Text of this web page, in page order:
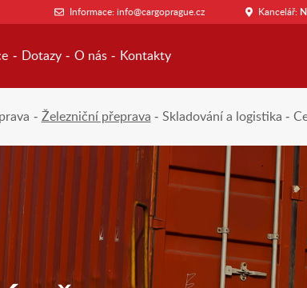
Informace: info@cargoprague.cz Kancelář:
Dotazy O nás Kontakty
Železniční přeprava Skladování a logistika